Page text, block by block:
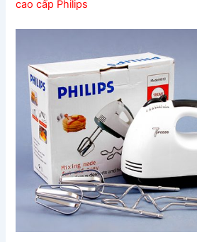
cao cấp Philips